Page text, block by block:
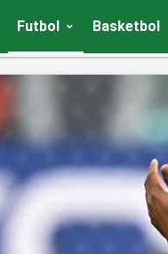
Futbol Basketbol
ayağa kalktı: Büyük